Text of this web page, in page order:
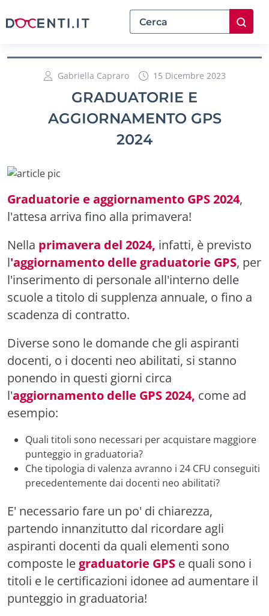
Gabriella Capraro 15 Dicembre 2023
GRADUATORIE E
AGGIORNAMENTO GPS
2024
Graduatorie e aggiornamento GPS 2024,
l'attesa arriva fino alla primavera!
Nella primavera del 2024, infatti, è previsto
l'aggiornamento delle graduatorie GPS, per
l'inserimento di personale all'interno delle
scuole a titolo di supplenza annuale, o fino a
scadenza di contratto.
Diverse sono le domande che gli aspiranti
docenti, o i docenti neo abilitati, si stanno
ponendo in questi giorni circa
l'aggiornamento delle GPS 2024, come ad
esempio:
Quali titoli sono necessari per acquistare maggiore
punteggio in graduatoria?
Che tipologia di valenza avranno i 24 CFU conseguiti
precedentemente dai docenti neo abilitati?
E' necessario fare un po' di chiarezza,
partendo innanzitutto dal ricordare agli
aspiranti docenti da quali elementi sono
composte le graduatorie GPS e quali sono i
titoli e le certificazioni idonee ad aumentare il
punteggio in graduatoria!